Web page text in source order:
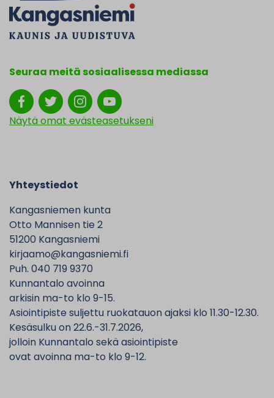
Seuraa meitä sosiaalisessa mediassa
Näytä omat evästeasetukseni
Yhteystiedot
Kangasniemen kunta
Otto Mannisen tie 2
51200 Kangasniemi
kirjaamo@kangasniemi.fi
Puh. 040 719 9370
Kunnantalo avoinna
arkisin ma-to klo 9-15.
Asiointipiste suljettu ruokatauon ajaksi klo 11.30-12.30.
Kesäsulku on 22.6.-31.7.2026,
jolloin Kunnantalo sekä asiointipiste
ovat avoinna ma-to klo 9-12.